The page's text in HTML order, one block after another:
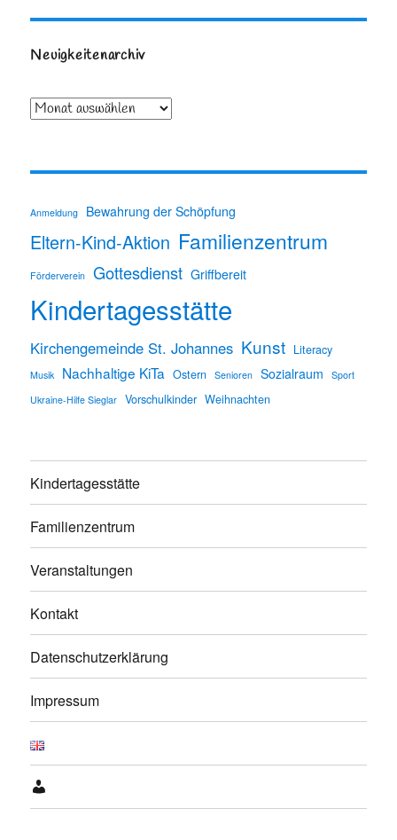
Neuigkeitenarchiv
Archiv
Anmeldung Bewahrung der Schöpfung
Eltern-Kind-Aktion Familienzentrum
Förderverein Gottesdienst Griffbereit
Kindertagesstätte
Kirchengemeinde St. Johannes Kunst Literacy
Musik Nachhaltige KiTa Ostern Senioren Sozialraum
Sport
Ukraine-Hilfe Sieglar
Vorschulkinder Weihnachten
Kindertagesstätte
Familienzentrum
Veranstaltungen
Kontakt
Datenschutzerklärung
Impressum